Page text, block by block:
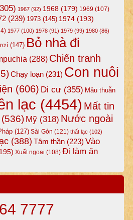
1967(92) 1968(179) 1969 (107)
(239) 1973(145) 1974(193)
1977(100) 1978(91) 1979(99) 1980(86)
(147) Bỏ nhà đi
(288) Chiến tranh
Chạy loạn(231) Con nuôi
(606) Di cư(355) Mâu thuẫn
lạc (4454) Mất tin
(536) Mỹ(318) Nước ngoài
(127) Sài Gòn (121) thất lạc (102)
(388) Tâm thần(223) Vào
Xuất ngoại (108) Đi làm ăn
7777